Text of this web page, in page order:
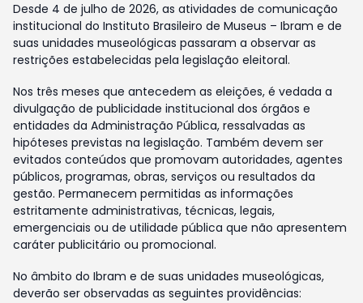
Desde 4 de julho de 2026, as atividades de comunicação
institucional do Instituto Brasileiro de Museus – Ibram e de
suas unidades museológicas passaram a observar as
restrições estabelecidas pela legislação eleitoral.
Nos três meses que antecedem as eleições, é vedada a
divulgação de publicidade institucional dos órgãos e
entidades da Administração Pública, ressalvadas as
hipóteses previstas na legislação. Também devem ser
evitados conteúdos que promovam autoridades, agentes
públicos, programas, obras, serviços ou resultados da
gestão. Permanecem permitidas as informações
estritamente administrativas, técnicas, legais,
emergenciais ou de utilidade pública que não apresentem
caráter publicitário ou promocional.
No âmbito do Ibram e de suas unidades museológicas,
deverão ser observadas as seguintes providências: